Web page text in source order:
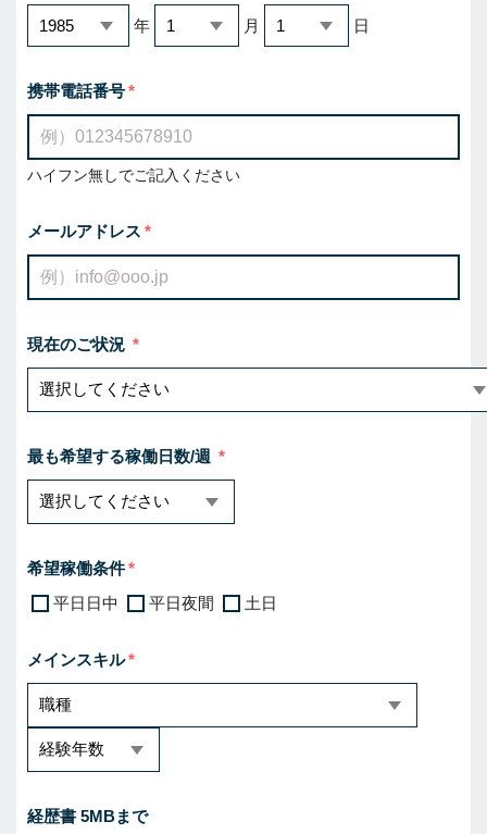
年 月 日
携帯電話番号
ハイフン無しでご記入ください
メールアドレス
現在のご状況
最も希望する稼働日数/週
希望稼働条件
平日日中
平日夜間 土日
メインスキル
経歴書 5MBまで